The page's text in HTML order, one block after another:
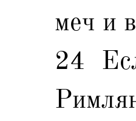
меч и
24